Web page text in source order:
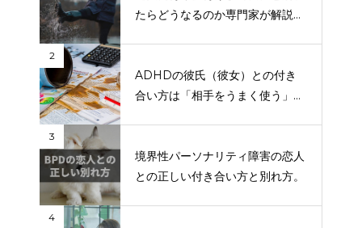
たらどうなるのか専門家が解説
2
ADHDの彼氏（彼女）との付き
合い方は「相手をうまく使う」で
3
境界性パーソナリティ障害の恋人
との正しい付き合い方と別れ方。
4